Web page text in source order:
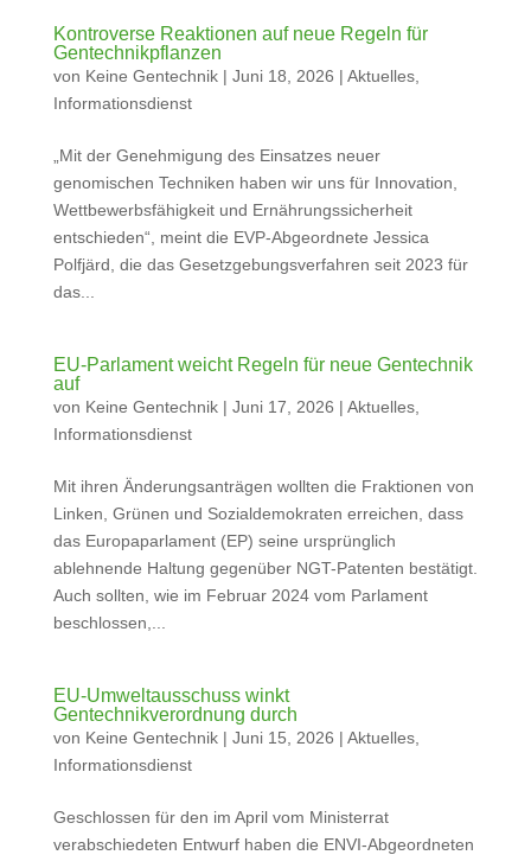
Kontroverse Reaktionen auf neue Regeln für
Gentechnikpflanzen
von Keine Gentechnik| Juni 18, 2026 | Aktuelles,
Informationsdienst
„Mit der Genehmigung des Einsatzes neuer
genomischen Techniken haben wir uns für Innovation,
Wettbewerbsfähigkeit und Ernährungssicherheit
entschieden“, meint die EVP-Abgeordnete Jessica
Polfjärd, die das Gesetzgebungsverfahren seit 2023 für
das...
EU-Parlament weicht Regeln für neue Gentechnik
auf
von Keine Gentechnik| Juni 17, 2026 | Aktuelles,
Informationsdienst
Mit ihren Änderungsanträgen wollten die Fraktionen von
Linken, Grünen und Sozialdemokraten erreichen, dass
das Europaparlament (EP) seine ursprünglich
ablehnende Haltung gegenüber NGT-Patenten bestätigt.
Auch sollten, wie im Februar 2024 vom Parlament
beschlossen,...
EU-Umweltausschuss winkt
Gentechnikverordnung durch
von Keine Gentechnik| Juni 15, 2026 | Aktuelles,
Informationsdienst
Geschlossen für den im April vom Ministerrat
verabschiedeten Entwurf haben die ENVI-Abgeordneten